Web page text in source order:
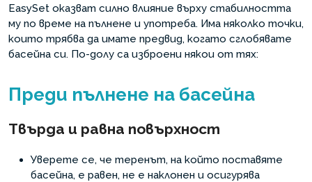
EasySet оказват силно влияние върху стабилността
му по време на пълнене и употреба. Има няколко точки,
които трябва да имате предвид, когато сглобявате
басейна си. По-долу са изброени някои от тях:
Преди пълнене на басейна
Твърда и равна повърхност
Уверете се, че теренът, на който поставяте
басейна, е равен, не е наклонен и осигурява